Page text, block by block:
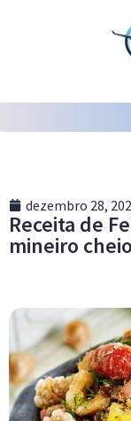
dezembro 28,
Receita de
mineiro